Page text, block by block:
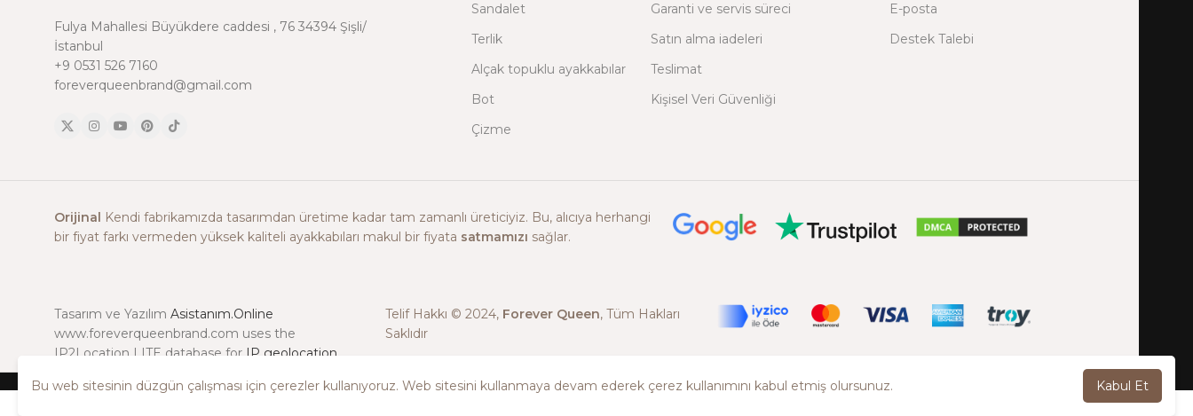
Fulya Mahallesi Büyükdere caddesi , 76 34394 Şişli/
İstanbul
+9 0531 526 7160
foreverqueenbrand@gmail.com
Sandalet
Terlik
Alçak topuklu ayakkabılar
Bot
Çizme
Garanti ve servis süreci
Satın alma iadeleri
Teslimat
Kişisel Veri Güvenliği
E-posta
Destek Talebi
Orijinal Kendi fabrikamızda tasarımdan üretime kadar tam zamanlı üreticiyiz. Bu, alıcıya herhangi
bir fiyat farkı vermeden yüksek kaliteli ayakkabıları makul bir fiyata satmamızı sağlar.
Tasarım ve Yazılım Asistanım.Online
www.foreverqueenbrand.com uses the
IP2Location LITE database for IP geolocation
Telif Hakkı © 2024, Forever Queen, Tüm Hakları
Saklıdır
Bu web sitesinin düzgün çalışması için çerezler kullanıyoruz. Web sitesini kullanmaya devam ederek çerez kullanımını kabul etmiş olursunuz.
Kabul Et